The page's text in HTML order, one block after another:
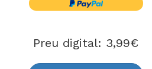
Preu digital: 3,99€